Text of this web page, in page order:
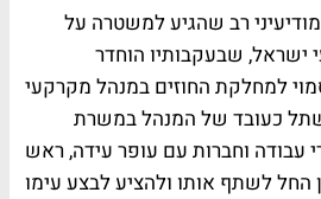
רב שהגיע למשטרה על
ישראל, שבעקבותיו הוחדר
2007 סוכן סמוי למחלקת החוזים במנהל מקרקעי
כעובד של המנהל במשרת
עבודה וחברות עם עופר עידה, ראש
החל לשתף אותו ולהציע לבצע עימו